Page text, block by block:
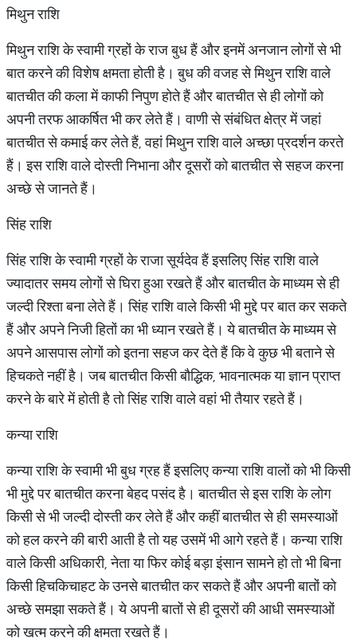
मिथुन राशि
मिथुन राशि के स्वामी ग्रहों के राज बुध हैं और इनमें अनजान लोगों से भी
बात करने की विशेष क्षमता होती है। बुध की वजह से मिथुन राशि वाले
बातचीत की कला में काफी निपुण होते हैं और बातचीत से ही लोगों को
अपनी तरफ आकर्षित भी कर लेते हैं। वाणी से संबंधित क्षेत्र में जहां
बातचीत से कमाई कर लेते हैं, वहां मिथुन राशि वाले अच्छा प्रदर्शन करते
हैं। इस राशि वाले दोस्ती निभाना और दूसरों को बातचीत से सहज करना
अच्छे से जानते हैं।
सिंह राशि
सिंह राशि के स्वामी ग्रहों के राजा सूर्यदेव हैं इसलिए सिंह राशि वाले
ज्यादातर समय लोगों से घिरा हुआ रखते हैं और बातचीत के माध्यम से ही
जल्दी रिश्ता बना लेते हैं। सिंह राशि वाले किसी भी मुद्दे पर बात कर सकते
हैं और अपने निजी हितों का भी ध्यान रखते हैं। ये बातचीत के माध्यम से
अपने आसपास लोगों को इतना सहज कर देते हैं कि वे कुछ भी बताने से
हिचकते नहीं है। जब बातचीत किसी बौद्धिक, भावनात्मक या ज्ञान प्राप्त
करने के बारे में होती है तो सिंह राशि वाले वहां भी तैयार रहते हैं।
कन्या राशि
कन्या राशि के स्वामी भी बुध ग्रह हैं इसलिए कन्या राशि वालों को भी किसी
भी मुद्दे पर बातचीत करना बेहद पसंद है। बातचीत से इस राशि के लोग
किसी से भी जल्दी दोस्ती कर लेते हैं और कहीं बातचीत से ही समस्याओं
को हल करने की बारी आती है तो यह उसमें भी आगे रहते हैं। कन्या राशि
वाले किसी अधिकारी, नेता या फिर कोई बड़ा इंसान सामने हो तो भी बिना
किसी हिचकिचाहट के उनसे बातचीत कर सकते हैं और अपनी बातों को
अच्छे समझा सकते हैं। ये अपनी बातों से ही दूसरों की आधी समस्याओं
को खत्म करने की क्षमता रखते हैं।